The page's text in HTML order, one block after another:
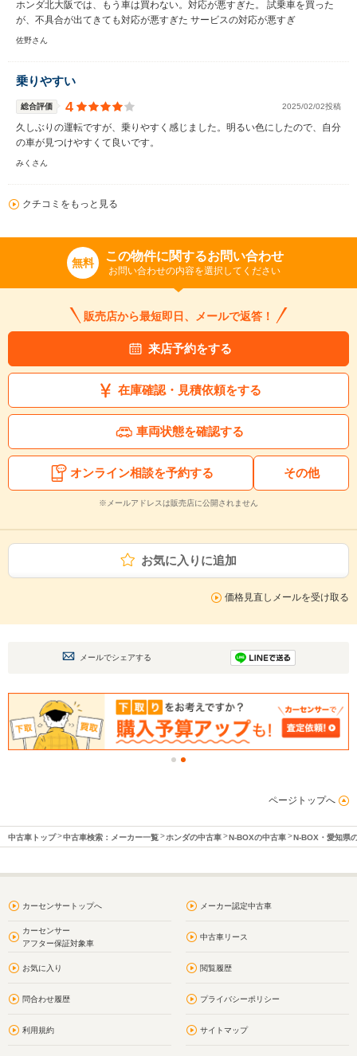
ホンダ北大阪では、もう車は買わない。対応が悪すぎた。 試乗車を買った
が、不具合が出てきても対応が悪すぎた サービスの対応が悪すぎ
佐野さん
乗りやすい
総合評価 4 2025/02/02投稿
久しぶりの運転ですが、乗りやすく感じました。明るい色にしたので、自分
の車が見つけやすくて良いです。
みくさん
クチコミをもっと見る
無料 この物件に関するお問い合わせ
お問い合わせの内容を選択してください
販売店から最短即日、メールで返答！
来店予約をする
在庫確認・見積依頼をする
車両状態を確認する
オンライン相談を予約する その他
※メールアドレスは販売店に公開されません
お気に入りに追加
価格見直しメールを受け取る
メールでシェアする
ページトップへ
中古車トップ 中古車検索：メーカー一覧 ホンダの中古車 N-BOXの中古車 N-BOX・愛知県
カーセンサートップへ メーカー認定中古車
カーセンサー
アフター保証対象車
中古車リース
お気に入り 閲覧履歴
問合わせ履歴 プライバシーポリシー
利用規約 サイトマップ